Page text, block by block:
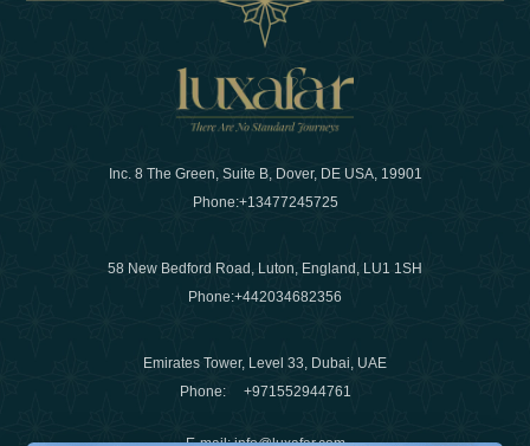
Inc. 8 The Green, Suite B, Dover, DE USA, 19901
Phone:+13477245725
58 New Bedford Road, Luton, England, LU1 1SH
Phone:+442034682356
Emirates Tower, Level 33, Dubai, UAE
Phone: +971552944761